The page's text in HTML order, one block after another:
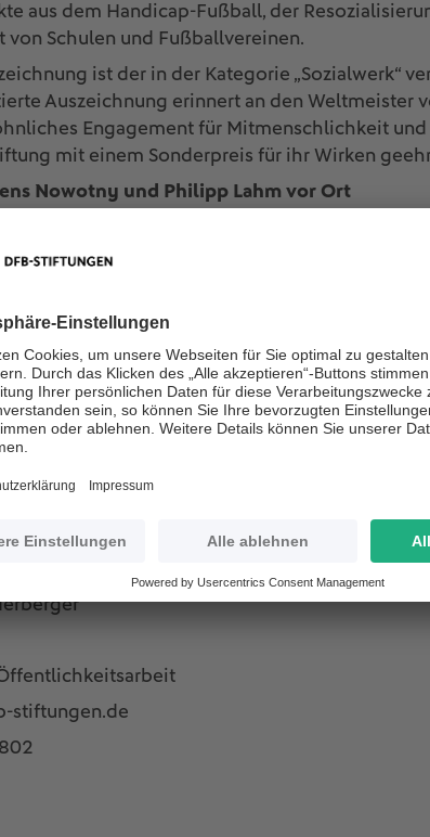
aus dem Handicap-Fußball, der
von Schulen und Fußballvereinen.
ist der in der Kategorie „Sozialwerk“
Auszeichnung erinnert an den Weltmeister
Engagement für Mitmenschlichkeit und
mit einem Sonderpreis für ihr Wirken
Nowotny und Philipp Lahm vor Ort
zahlreiche Persönlichkeiten aus Sport,
sich DFB-Präsident Bernd Neuendorf,
Schenderlein, Staatsministerin für Sport und
Philipp Lahm, Trainerlegende Otto
sowie Ex-Bundestrainerin Tina
Bendzko und AYLA. Durch den Abend führen
werden von Volkswagen und der
zu den Sepp-Herberger-Awards gibt es
stiftungen.de